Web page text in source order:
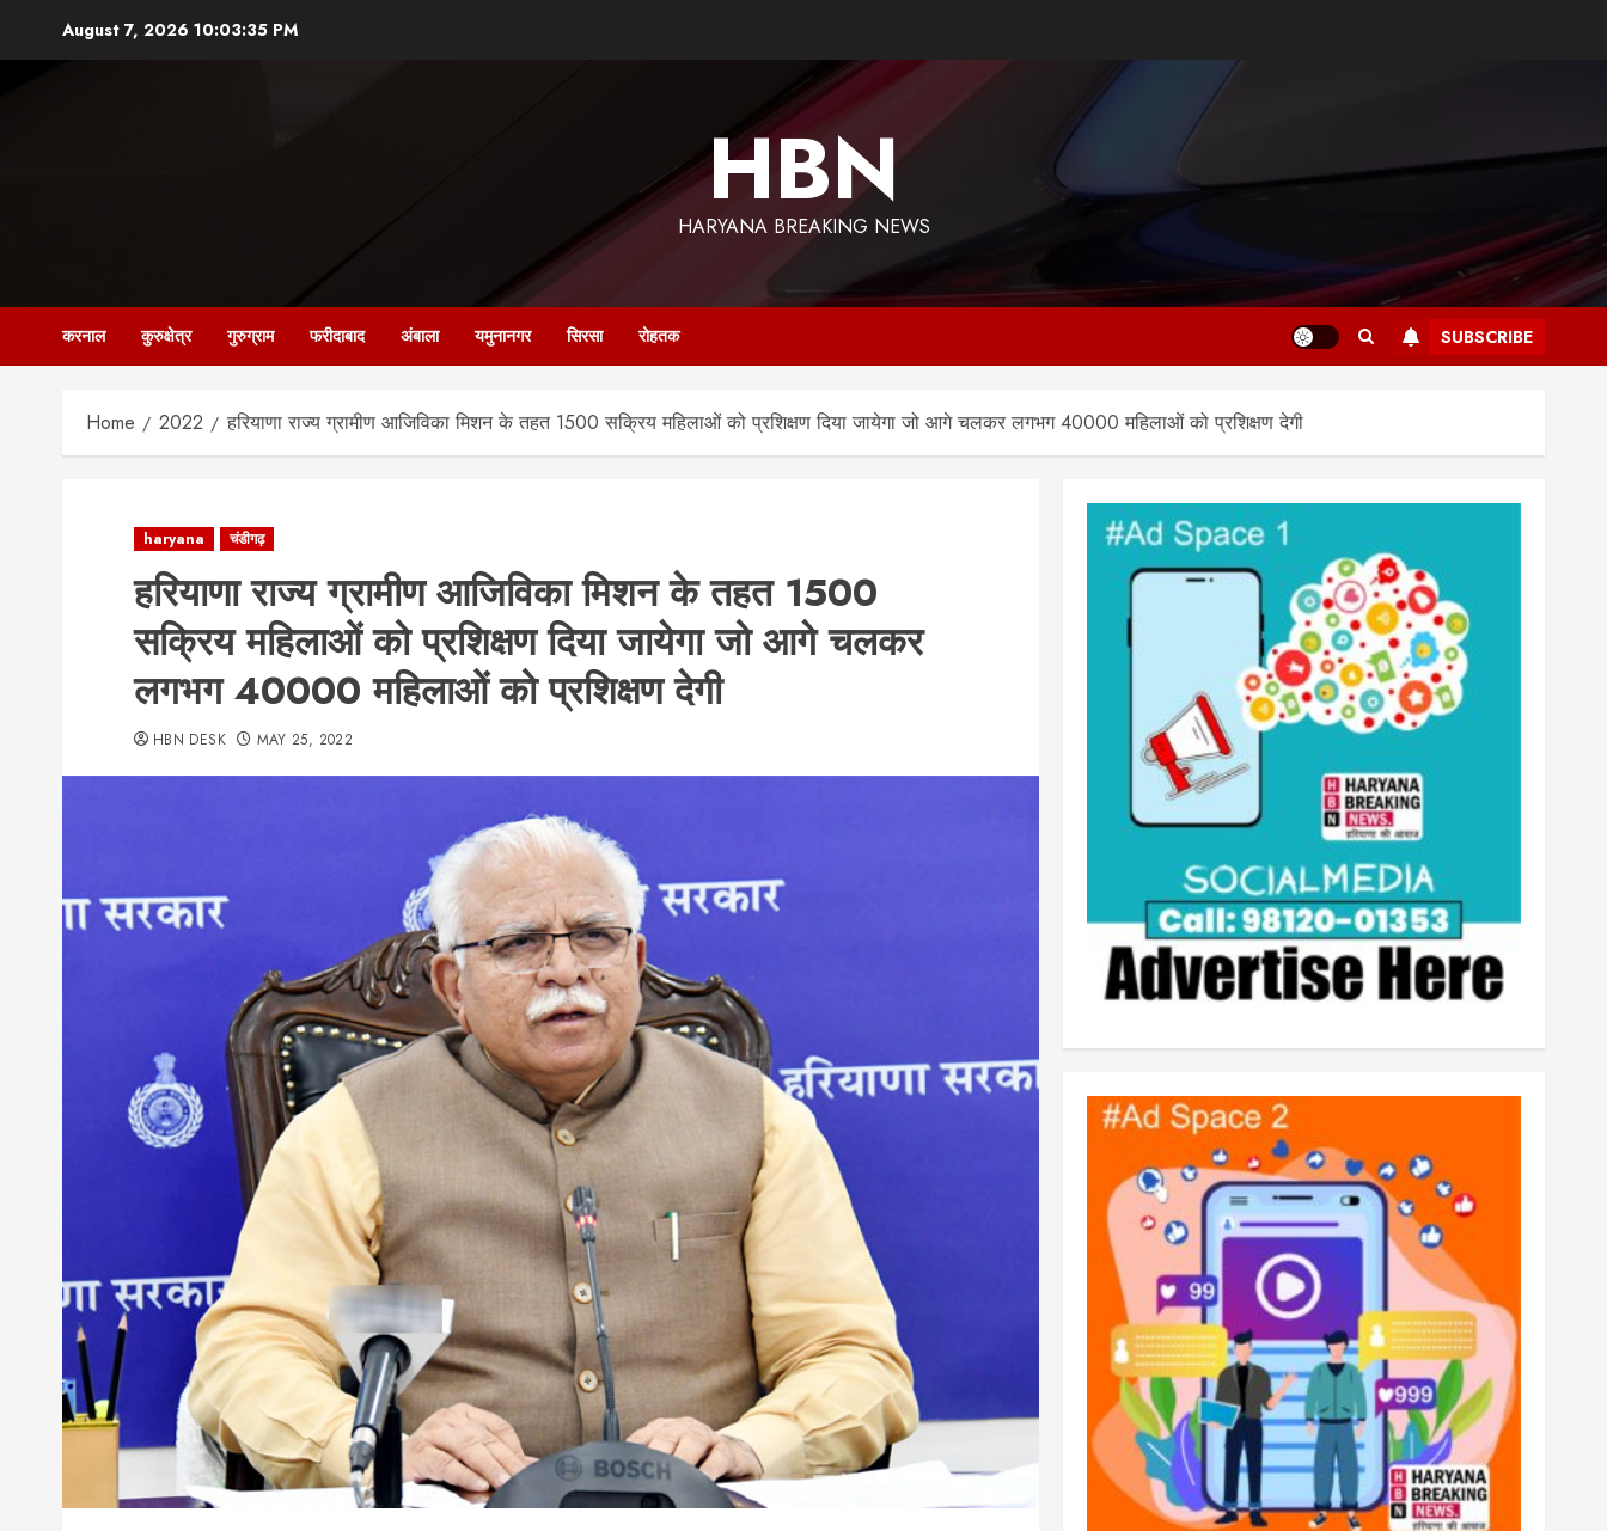
August 7, 2026 10:03:36 PM
HBN
HARYANA BREAKING NEWS
करनाल कुरुक्षेत्र गुरुग्राम फरीदाबाद अंबाला यमुनानगर सिरसा रोहतक SUBSCRIBE
Home 2022 हरियाणा राज्य ग्रामीण आजिविका मिशन के तहत 1500 सक्रिय महिलाओं को प्रशिक्षण दिया जायेगा जो आगे चलकर लगभग 40000 महिलाओं को प्रशिक्षण देगी
haryana चंडीगढ़
हरियाणा राज्य ग्रामीण आजिविका मिशन के तहत 1500
सक्रिय महिलाओं को प्रशिक्षण दिया जायेगा जो आगे चलकर
लगभग 40000 महिलाओं को प्रशिक्षण देगी
HBN DESK MAY 25, 2022